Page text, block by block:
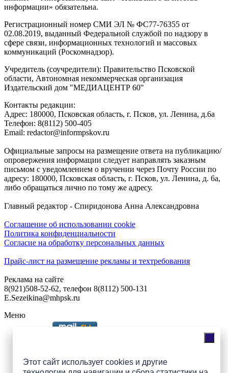
Этот сайт использует cookies и другие
информации» обязательна.
Регистрационный номер СМИ ЭЛ № ФС77-76355 от
02.08.2019, выданный Федеральной службой по надзору в
сфере связи, информационных технологий и массовых
коммуникаций (Роскомнадзор).
Учредитель (соучредители): Правительство Псковской
области, Автономная некоммерческая организация
Издательский дом "МЕДИАЦЕНТР 60"
Контакты редакции:
Адреc: 180000, Псковская область, г. Псков, ул. Ленина, д.6а
Телефон: 8(8112) 500-405
Email: redactor@informpskov.ru
Официальные запросы на размещение ответа на публикацию/
опровержения информации следует направлять заказным
письмом с уведомлением о вручении через Почту России по
адресу: 180000, Псковская область, г. Псков, ул. Ленина, д. 6а,
либо обращаться лично по тому же адресу.
Главный редактор - Спиридонова Анна Александровна
Соглашение об использовании cookie
Политика конфиденциальности
Согласие на обработку персональных данных
Прайс-лист на размещение рекламы и техтребования
Реклама на сайте
8(921)508-52-62, телефон 8(8112) 500-131
E.Sezeikina@mhpsk.ru
Меню